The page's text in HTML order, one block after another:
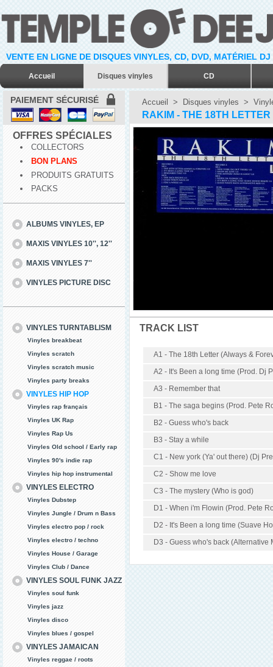
VENTE EN LIGNE DE DISQUES VINYLES, CD, DVD, MATÉRIEL
Accueil Disques vinyles CD
PAIEMENT SÉCURISÉ
OFFRES SPÉCIALES
COLLECTORS
BON PLANS
PRODUITS GRATUITS
PACKS
ALBUMS VINYLES, EP
MAXIS VINYLES 10'', 12''
MAXIS VINYLES 7''
VINYLES PICTURE DISC
VINYLES TURNTABLISM
Vinyles breakbeat
Vinyles scratch
Vinyles scratch music
Vinyles party breaks
VINYLES HIP HOP
Vinyles rap français
Vinyles UK Rap
Vinyles Rap Us
Vinyles Old school / Early rap
Vinyles 90's indie rap
Vinyles hip hop instrumental
VINYLES ELECTRO
Vinyles Dubstep
Vinyles Jungle / Drum n Bass
Vinyles electro pop / rock
Vinyles electro / techno
Vinyles House / Garage
Vinyles Club / Dance
VINYLES SOUL FUNK JAZZ
Vinyles soul funk
Vinyles jazz
Vinyles disco
Vinyles blues / gospel
VINYLES JAMAICAN
Vinyles reggae / roots
Accueil > Disques vinyles >
RAKIM - THE 18TH LETTER
TRACK LIST
A1 - The 18th Letter (Always &
A2 - It's Been a long time (Prod. Dj
A3 - Remember that
B1 - The saga begins (Prod. Pete
B2 - Guess who's back
B3 - Stay a while
C1 - New york (Ya' out there) (Dj
C2 - Show me love
C3 - The mystery (Who is god)
D1 - When i'm Flowin (Prod. Pete
D2 - It's Been a long time (Suave
D3 - Guess who's back (Alternative